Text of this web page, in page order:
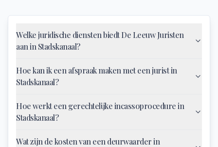
Welke juridische diensten biedt De Leeuw Juristen
aan in Stadskanaal?
Hoe kan ik een afspraak maken met een jurist in
Stadskanaal?
Hoe werkt een gerechtelijke incassoprocedure in
Stadskanaal?
Wat zijn de kosten van een deurwaarder in